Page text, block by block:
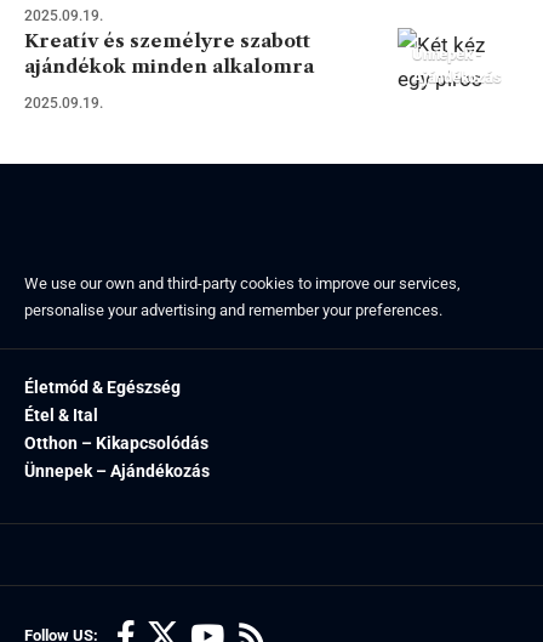
2025.09.19.
Ünnepek -
Ajándékozás
Kreatív és személyre szabott
ajándékok minden alkalomra
2025.09.19.
We use our own and third-party cookies to improve our services,
personalise your advertising and remember your preferences.
Életmód & Egészség
Étel & Ital
Otthon – Kikapcsolódás
Ünnepek – Ajándékozás
Follow US: